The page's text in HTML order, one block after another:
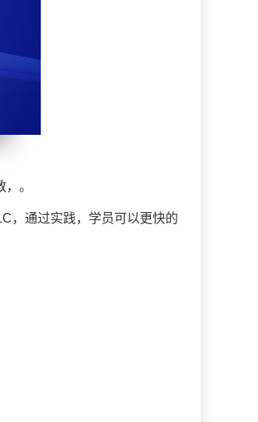
。
，通过实践，学员可以更快的